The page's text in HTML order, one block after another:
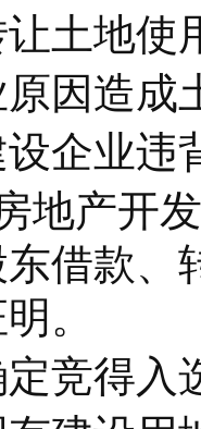
地使
造成
业违背
产开发
借款、
。
得入